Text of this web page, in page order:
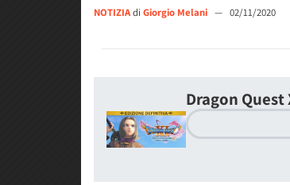
NOTIZIAdi Giorgio Melani — 02/11/2020
Dragon